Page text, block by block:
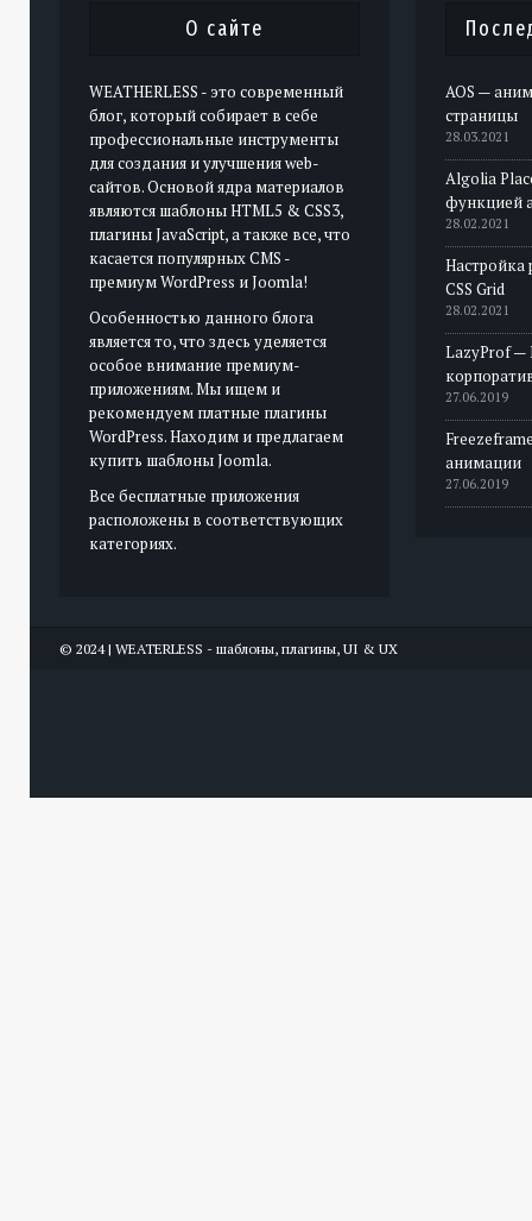
О сайте
WEATHERLESS - это современный
блог, который собирает в себе
профессиональные инструменты
для создания и улучшения web-
сайтов. Основой ядра материалов
являются шаблоны HTML5 & CSS3,
плагины JavaScript, а также все, что
касается популярных CMS -
премиум WordPress и Joomla!
Особенностью данного блога
является то, что здесь уделяется
особое внимание премиум-
приложениям. Мы ищем и
рекомендуем платные плагины
WordPress. Находим и предлагаем
купить шаблоны Joomla.
Все бесплатные приложения
расположены в соответствующих
категориях.
AOS —
страницы
28.03.2021
Algolia
функцией
28.02.2021
Настройка
CSS Grid
28.02.2021
LazyProf —
27.06.2019
анимации
27.06.2019
© 2024 | WEATERLESS - шаблоны, плагины, UI & UX